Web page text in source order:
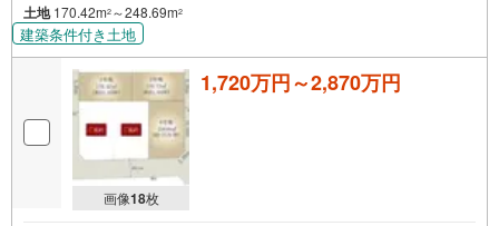
土地170.42m2 ～248.69m2
建築条件付き土地
画像18枚
1,720万円～2,870万円